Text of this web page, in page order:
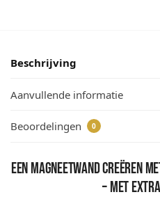
Beschrijving
Aanvullende informatie
Beoordelingen 0
een magneetwand creëren
– met